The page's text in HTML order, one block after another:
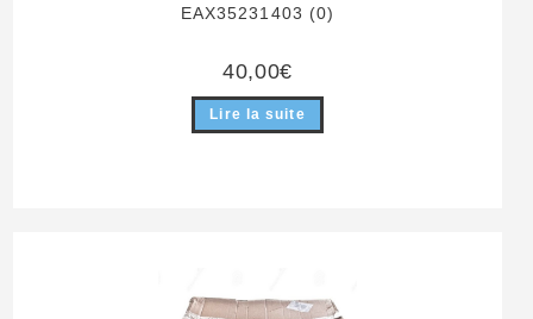
EAX35231403 (0)
40,00€
Lire la suite